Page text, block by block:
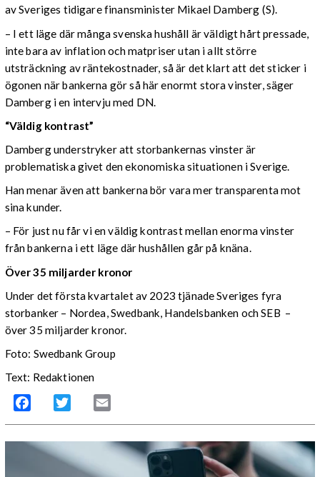
av Sveriges tidigare finansminister Mikael Damberg (S).
– I ett läge där många svenska hushåll är väldigt hårt pressade,
inte bara av inflation och matpriser utan i allt större
utsträckning av räntekostnader, så är det klart att det sticker i
ögonen när bankerna gör så här enormt stora vinster, säger
Damberg i en intervju med DN.
“Väldig kontrast”
Damberg understryker att storbankernas vinster är
problematiska givet den ekonomiska situationen i Sverige.
Han menar även att bankerna bör vara mer transparenta mot
sina kunder.
– För just nu får vi en väldig kontrast mellan enorma vinster
från bankerna i ett läge där hushållen går på knäna.
Över 35 miljarder kronor
Under det första kvartalet av 2023 tjänade Sveriges fyra
storbanker – Nordea, Swedbank, Handelsbanken och SEB –
över 35 miljarder kronor.
Foto: Swedbank Group
Text: Redaktionen
Facebook Twitter